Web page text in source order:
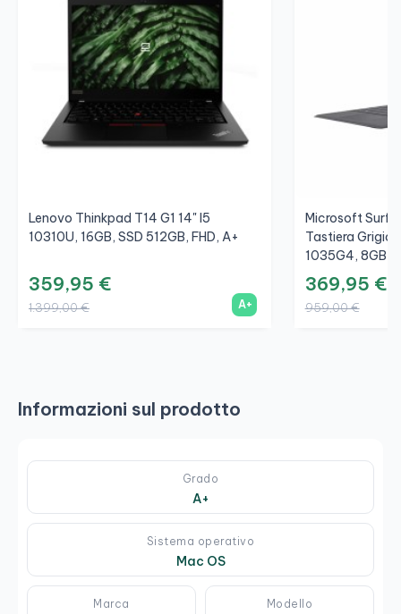
Lenovo Thinkpad T14 G1 14" I5
10310U, 16GB, SSD 512GB, FHD, A+
359,95 €
1.399,00 € A+
Microsoft
Tastiera
1035G4, 8GB,
369,95 €
959,00 €
Informazioni sul prodotto
Grado
A+
Sistema operativo
Mac OS
Marca Modello